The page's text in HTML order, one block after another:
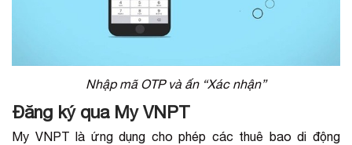
Nhập mã OTP và ấn “Xác nhận”
Đăng ký qua My VNPT
My VNPT là ứng dụng cho phép các thuê bao di động